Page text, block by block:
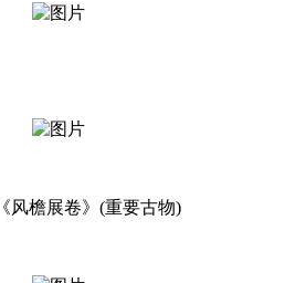
风檐展卷》(重要古物)